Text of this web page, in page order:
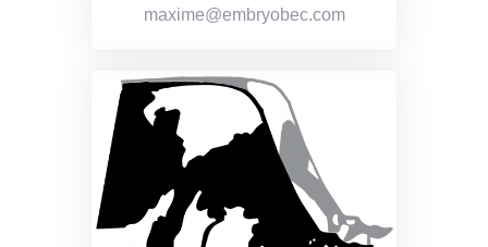
maxime@embryobec.com